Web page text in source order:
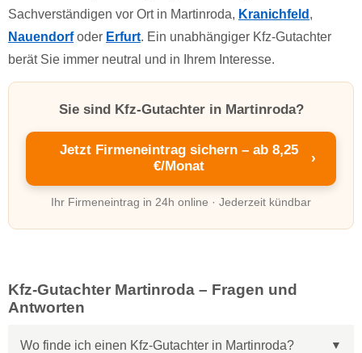
Sachverständigen vor Ort in Martinroda, Kranichfeld ,
Nauendorfoder Erfurt. Ein unabhängiger Kfz-Gutachter
berät Sie immer neutral und in Ihrem Interesse.
Sie sind Kfz-Gutachter in Martinroda?
Jetzt Firmeneintrag sichern – ab 8,25
€/Monat
›
Ihr Firmeneintrag in 24h online · Jederzeit kündbar
Kfz-Gutachter Martinroda – Fragen und
Antworten
Wo finde ich einen Kfz-Gutachter in Martinroda?